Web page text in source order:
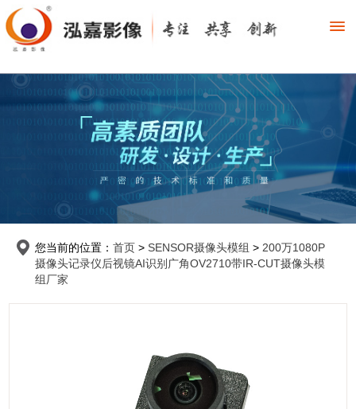
您当前的位置： 首页 > SENSOR摄像头模组 > 200万1080P
摄像头记录仪后视镜AI识别广角OV2710带IR-CUT摄像头模
组厂家